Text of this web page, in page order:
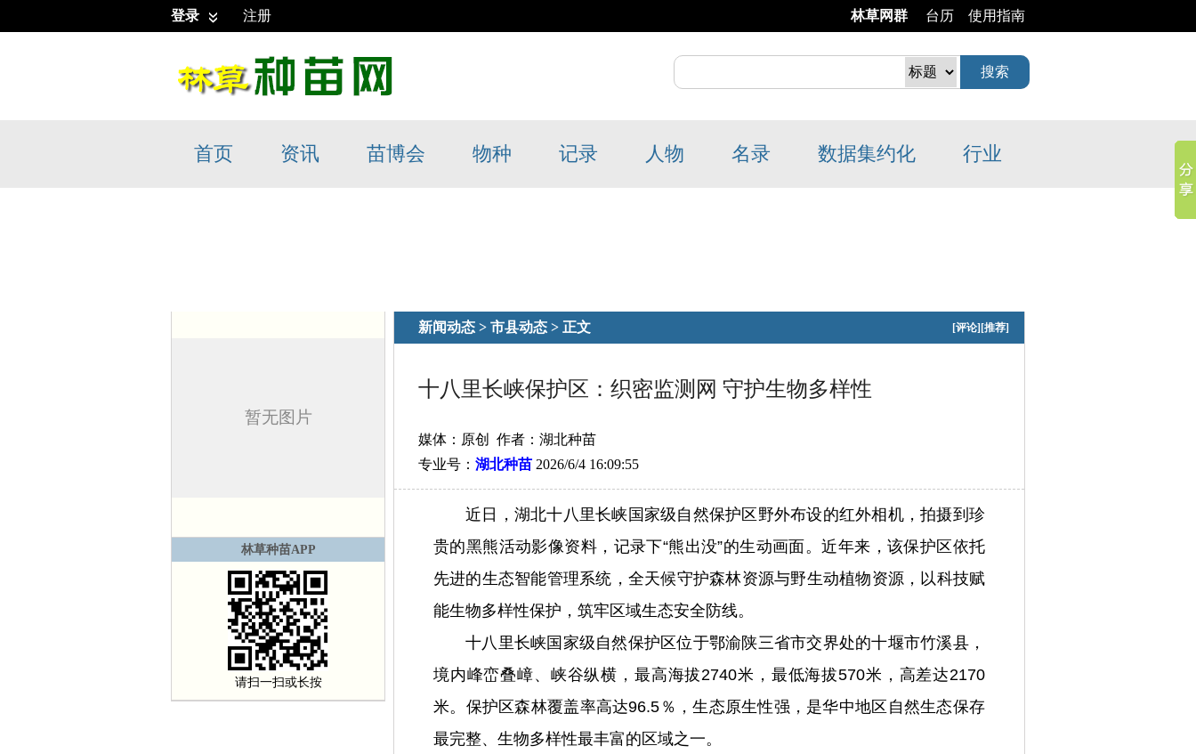
登录 注册 林草网群 台历 使用指南
首页 资讯 苗博会 物种 记录 人物 名录 数据集约化 行业
新闻动态 > 市县动态 > 正文 [评论] [推荐]
十八里长峡保护区：织密监测网 守护生物多样性
媒体：原创 作者：湖北种苗
专业号： 湖北种苗 2026/6/4 16:09:55
近日，湖北十八里长峡国家级自然保护区野外布设的红外相机，拍摄到珍
贵的黑熊活动影像资料，记录下“熊出没”的生动画面。近年来，该保护区依托
先进的生态智能管理系统，全天候守护森林资源与野生动植物资源，以科技赋
能生物多样性保护，筑牢区域生态安全防线。
十八里长峡国家级自然保护区位于鄂渝陕三省市交界处的十堰市竹溪县，
境内峰峦叠嶂、峡谷纵横，最高海拔2740米，最低海拔570米，高差达2170
米。保护区森林覆盖率高达96.5％，生态原生性强，是华中地区自然生态保存
最完整、生物多样性最丰富的区域之一。
林草种苗APP
请扫一扫或长按